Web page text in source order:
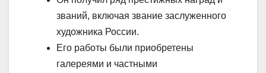
званий, включая звание заслуженного
художника России.
Его работы были приобретены
галереями и частными